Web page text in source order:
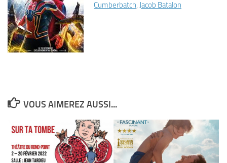
Cumberbatch, Jacob Batalon
VOUS AIMEREZ AUSSI...